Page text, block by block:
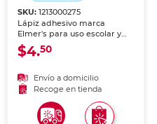
SKU: 1213000275
Lápiz adhesivo marca
Elmer's para uso escolar y
de oficina. Aplicación limpia
y uniforme sobre papel,
lavable, no tóxica y de
secado rápido.
$4.50
Envío a domicilio
Recoge en tienda